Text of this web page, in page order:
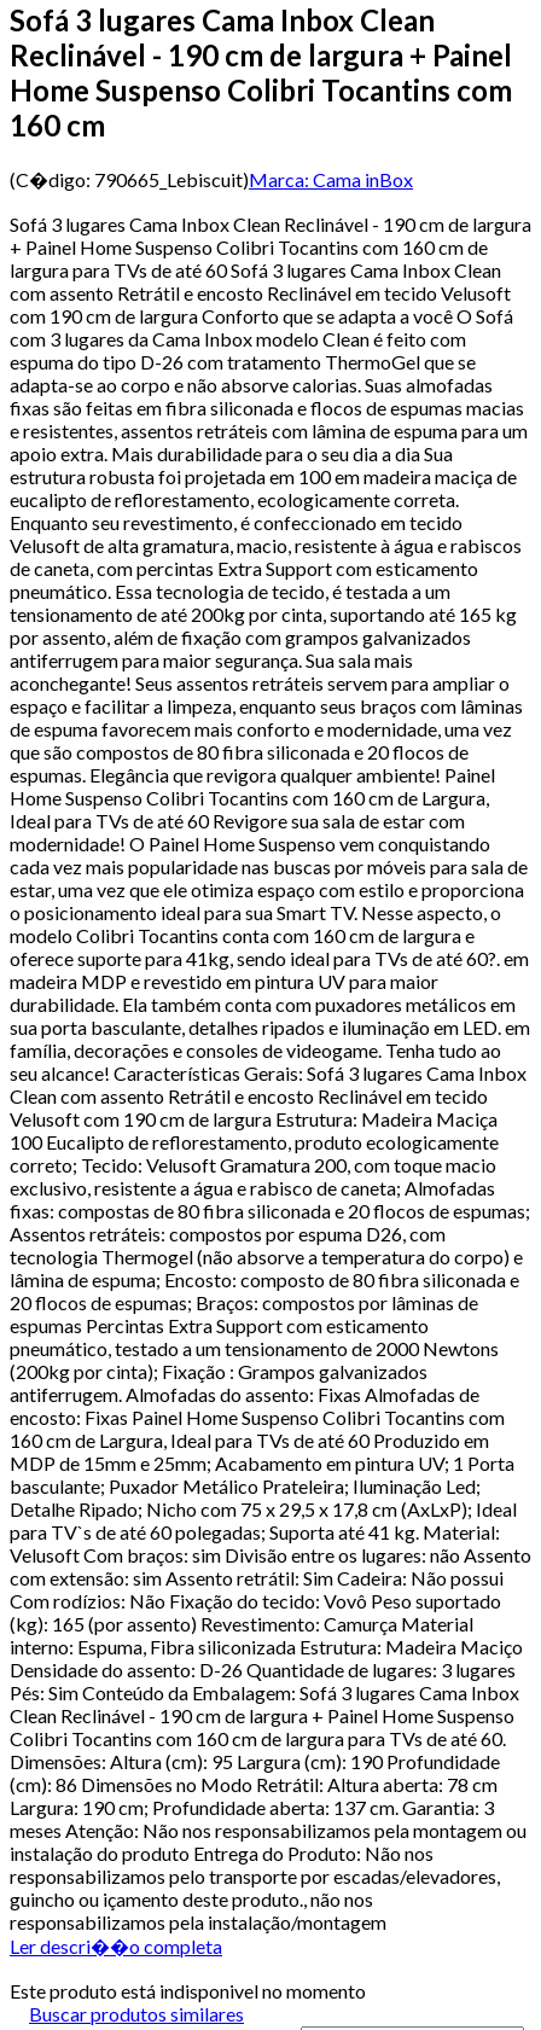
Sofá 3 lugares Cama Inbox Clean
Reclinável - 190 cm de largura + Painel
Home Suspenso Colibri Tocantins com
160 cm
(C�digo: 790665_Lebiscuit)Marca: Cama inBox
Sofá 3 lugares Cama Inbox Clean Reclinável - 190 cm de largura
+ Painel Home Suspenso Colibri Tocantins com 160 cm de
largura para TVs de até 60 Sofá 3 lugares Cama Inbox Clean
com assento Retrátil e encosto Reclinável em tecido Velusoft
com 190 cm de largura Conforto que se adapta a você O Sofá
com 3 lugares da Cama Inbox modelo Clean é feito com
espuma do tipo D-26 com tratamento ThermoGel que se
adapta-se ao corpo e não absorve calorias. Suas almofadas
fixas são feitas em fibra siliconada e flocos de espumas macias
e resistentes, assentos retráteis com lâmina de espuma para um
apoio extra. Mais durabilidade para o seu dia a dia Sua
estrutura robusta foi projetada em 100 em madeira maciça de
eucalipto de reflorestamento, ecologicamente correta.
Enquanto seu revestimento, é confeccionado em tecido
Velusoft de alta gramatura, macio, resistente à água e rabiscos
de caneta, com percintas Extra Support com esticamento
pneumático. Essa tecnologia de tecido, é testada a um
tensionamento de até 200kg por cinta, suportando até 165 kg
por assento, além de fixação com grampos galvanizados
antiferrugem para maior segurança. Sua sala mais
aconchegante! Seus assentos retráteis servem para ampliar o
espaço e facilitar a limpeza, enquanto seus braços com lâminas
de espuma favorecem mais conforto e modernidade, uma vez
que são compostos de 80 fibra siliconada e 20 flocos de
espumas. Elegância que revigora qualquer ambiente! Painel
Home Suspenso Colibri Tocantins com 160 cm de Largura,
Ideal para TVs de até 60 Revigore sua sala de estar com
modernidade! O Painel Home Suspenso vem conquistando
cada vez mais popularidade nas buscas por móveis para sala de
estar, uma vez que ele otimiza espaço com estilo e proporciona
o posicionamento ideal para sua Smart TV. Nesse aspecto, o
modelo Colibri Tocantins conta com 160 cm de largura e
oferece suporte para 41kg, sendo ideal para TVs de até 60?. em
madeira MDP e revestido em pintura UV para maior
durabilidade. Ela também conta com puxadores metálicos em
sua porta basculante, detalhes ripados e iluminação em LED. em
família, decorações e consoles de videogame. Tenha tudo ao
seu alcance! Características Gerais: Sofá 3 lugares Cama Inbox
Clean com assento Retrátil e encosto Reclinável em tecido
Velusoft com 190 cm de largura Estrutura: Madeira Maciça
100 Eucalipto de reflorestamento, produto ecologicamente
correto; Tecido: Velusoft Gramatura 200, com toque macio
exclusivo, resistente a água e rabisco de caneta; Almofadas
fixas: compostas de 80 fibra siliconada e 20 flocos de espumas;
Assentos retráteis: compostos por espuma D26, com
tecnologia Thermogel (não absorve a temperatura do corpo) e
lâmina de espuma; Encosto: composto de 80 fibra siliconada e
20 flocos de espumas; Braços: compostos por lâminas de
espumas Percintas Extra Support com esticamento
pneumático, testado a um tensionamento de 2000 Newtons
(200kg por cinta); Fixação : Grampos galvanizados
antiferrugem. Almofadas do assento: Fixas Almofadas de
encosto: Fixas Painel Home Suspenso Colibri Tocantins com
160 cm de Largura, Ideal para TVs de até 60 Produzido em
MDP de 15mm e 25mm; Acabamento em pintura UV; 1 Porta
basculante; Puxador Metálico Prateleira; Iluminação Led;
Detalhe Ripado; Nicho com 75 x 29,5 x 17,8 cm (AxLxP); Ideal
para TV`s de até 60 polegadas; Suporta até 41 kg. Material:
Velusoft Com braços: sim Divisão entre os lugares: não Assento
com extensão: sim Assento retrátil: Sim Cadeira: Não possui
Com rodízios: Não Fixação do tecido: Vovô Peso suportado
(kg): 165 (por assento) Revestimento: Camurça Material
interno: Espuma, Fibra siliconizada Estrutura: Madeira Maciço
Densidade do assento: D-26 Quantidade de lugares: 3 lugares
Pés: Sim Conteúdo da Embalagem: Sofá 3 lugares Cama Inbox
Clean Reclinável - 190 cm de largura + Painel Home Suspenso
Colibri Tocantins com 160 cm de largura para TVs de até 60.
Dimensões: Altura (cm): 95 Largura (cm): 190 Profundidade
(cm): 86 Dimensões no Modo Retrátil: Altura aberta: 78 cm
Largura: 190 cm; Profundidade aberta: 137 cm. Garantia: 3
meses Atenção: Não nos responsabilizamos pela montagem ou
instalação do produto Entrega do Produto: Não nos
responsabilizamos pelo transporte por escadas/elevadores,
guincho ou içamento deste produto., não nos
responsabilizamos pela instalação/montagem
Ler descri��o completa
Este produto está indisponivel no momento
Buscar produtos similares